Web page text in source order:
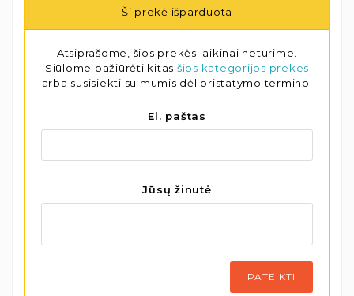
Ši prekė išparduota
Atsiprašome, šios prekės laikinai neturime.
Siūlome pažiūrėti kitas šios kategorijos prekes
arba susisiekti su mumis dėl pristatymo termino.
El. paštas
Jūsų žinutė
PATEIKTI